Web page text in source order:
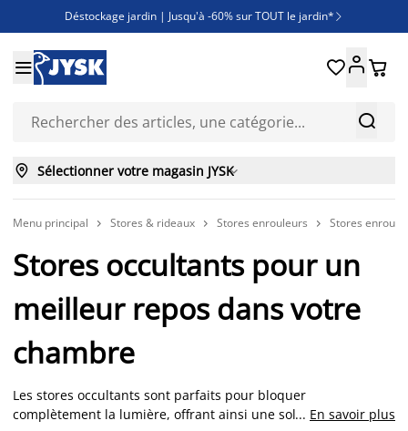
Déstockage jardin | Jusqu'à -60% sur TOUT le jardin* 
Jusqu'à -50% sur une sélection literie
Découvrez les nouveautés de la collection


 
 Sélectionner votre magasin JYSK
Menu principal  Stores & rideaux  Stores enrouleurs  Stores
Stores occultants pour un
meilleur repos dans votre
chambre
Les stores occultants sont parfaits pour bloquer
complètement la lumière, offrant ainsi une solution idéale
... En savoir plus